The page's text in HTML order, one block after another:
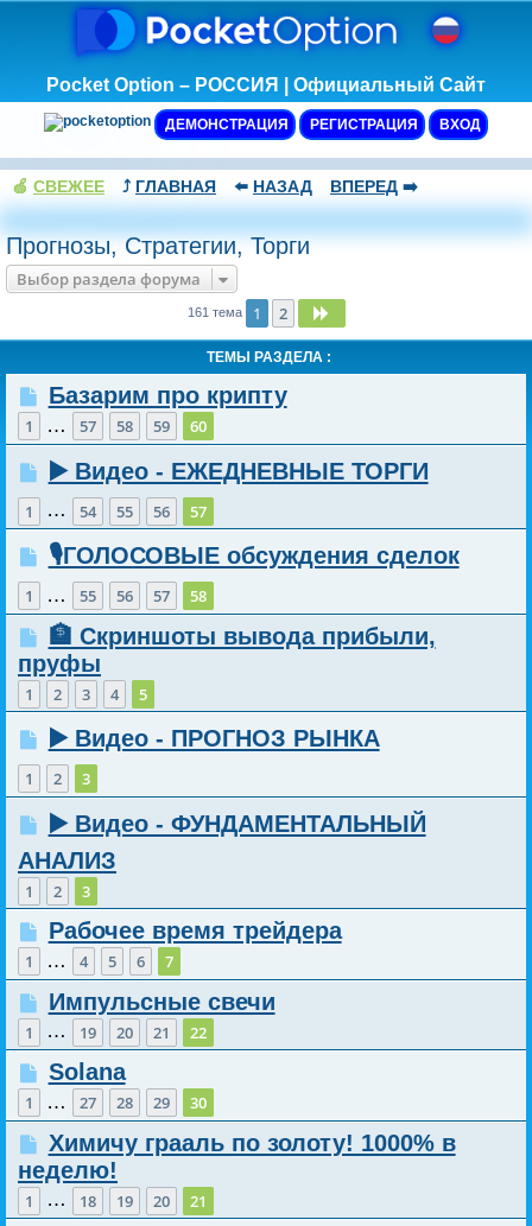
Pocket Option – РОССИЯ | Официальный Сайт
ДЕМОНСТРАЦИЯ РЕГИСТРАЦИЯ ВХОД
🍏 СВЕЖЕЕ ⤴️ ГЛАВНАЯ ⬅️ НАЗАД ВПЕРЕД ➡️
Прогнозы, Стратегии, Торги
Выбор раздела форума
161 тема 1 2
ТЕМЫ РАЗДЕЛА :
Базарим про крипту
1 … 57 58 59 60
▶️ Видео - ЕЖЕДНЕВНЫЕ ТОРГИ
1 … 54 55 56 57
🎙️ГОЛОСОВЫЕ обсуждения сделок
1 … 55 56 57 58
🏦 Скриншоты вывода прибыли,
пруфы
1 2 3 4 5
▶️ Видео - ПРОГНОЗ РЫНКА
1 2 3
▶️ Видео - ФУНДАМЕНТАЛЬНЫЙ
АНАЛИЗ
1 2 3
Рабочее время трейдера
1 … 4 5 6 7
Импульсные свечи
1 … 19 20 21 22
Solana
1 … 27 28 29 30
Химичу грааль по золоту! 1000% в
неделю!
1 … 18 19 20 21